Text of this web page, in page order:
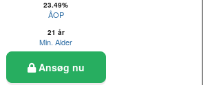
23.49%
ÅOP
21 år
Min. Alder
Ansøg nu